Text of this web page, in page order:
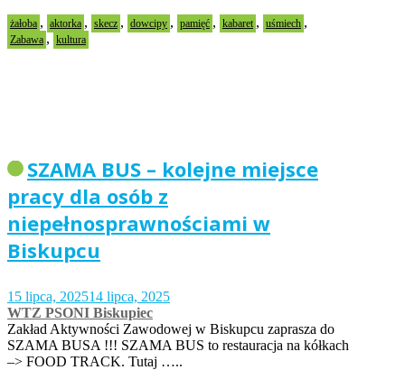
żałoba , aktorka , skecz , dowcipy , pamięć , kabaret , uśmiech ,
Zabawa , kultura
SZAMA BUS – kolejne miejsce
pracy dla osób z
niepełnosprawnościami w
Biskupcu
15 lipca, 202514 lipca, 2025
WTZ PSONI Biskupiec
Zakład Aktywności Zawodowej w Biskupcu zaprasza do
SZAMA BUSA !!! SZAMA BUS to restauracja na kółkach
–> FOOD TRACK. Tutaj …..